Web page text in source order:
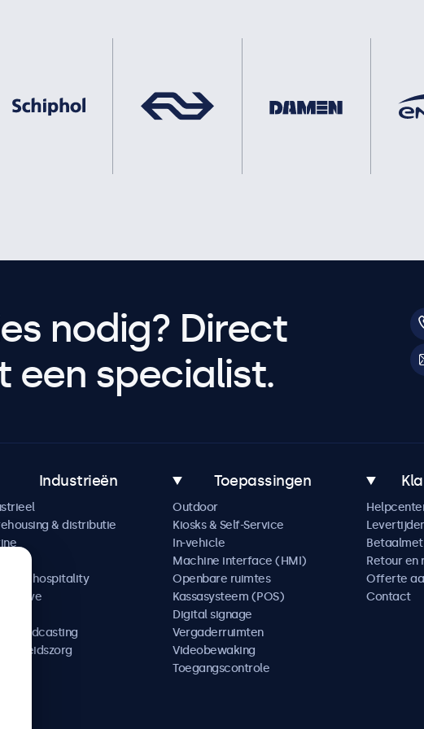
nodig? Direct
specialist.
Industrieën
& distributie
& hospitality
& Broadcasting
Toepassingen
Outdoor
Kiosks & Self-Service
In-vehicle
Machine interface (HMI)
Openbare ruimtes
Kassasysteem (POS)
Digital signage
Vergaderruimten
Videobewaking
Toegangscontrole
Retour en
Offerte
Contact